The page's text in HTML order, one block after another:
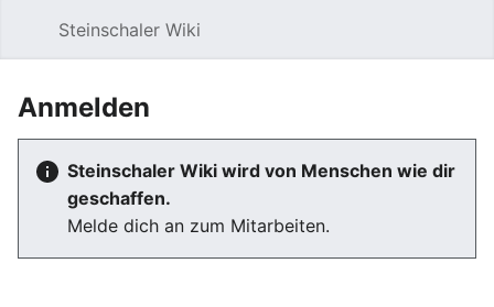
Steinschaler Wiki
Anmelden
Steinschaler Wiki wird von Menschen wie dir
geschaffen.
Melde dich an zum Mitarbeiten.